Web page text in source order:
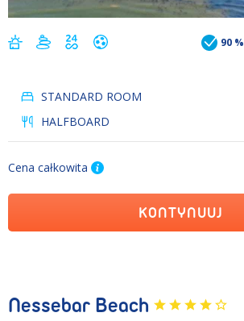
90 %
STANDARD ROOM
HALFBOARD
Cena całkowita
KONTYNUUJ
Nessebar Beach